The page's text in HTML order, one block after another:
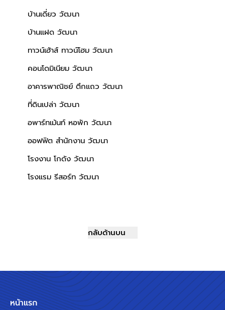
บ้านเดี่ยว วัฒนา
บ้านแฝด วัฒนา
ทาวน์เฮ้าส์ ทาวน์โฮม วัฒนา
คอนโดมิเนียม วัฒนา
อาคารพาณิชย์ ตึกแถว วัฒนา
ที่ดินเปล่า วัฒนา
อพาร์ทเม้นท์ หอพัก วัฒนา
ออฟฟิต สำนักงาน วัฒนา
โรงงาน โกดัง วัฒนา
โรงแรม รีสอร์ท วัฒนา
กลับด้านบน
หน้าแรก